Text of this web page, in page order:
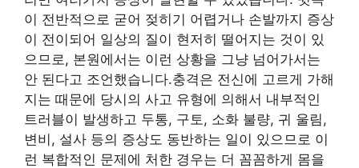
이 전반적으로 굳어 젖히기 어렵거나 손발까지 증상
이 전이되어 일상의 질이 현저히 떨어지는 것이 있
으므로, 본원에서는 이런 상황을 그냥 넘어가서는
안 된다고 조언했습니다.충격은 전신에 고르게 가해
지는 때문에 당시의 사고 유형에 의해서 내부적인
트러블이 발생하고 두통, 구토, 소화 불량, 귀 울림,
변비, 설사 등의 증상도 동반하는 일이 있으므로 이
런 복합적인 문제에 처한 경우는 더 꼼꼼하게 몸을